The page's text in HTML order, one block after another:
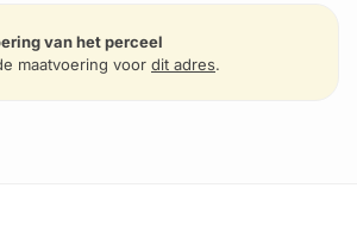
van het perceel
maatvoering voor dit adres.